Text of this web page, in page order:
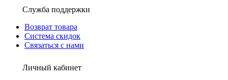
Служба поддержки
Возврат товара
Система скидок
Связаться с нами
Личный кабинет